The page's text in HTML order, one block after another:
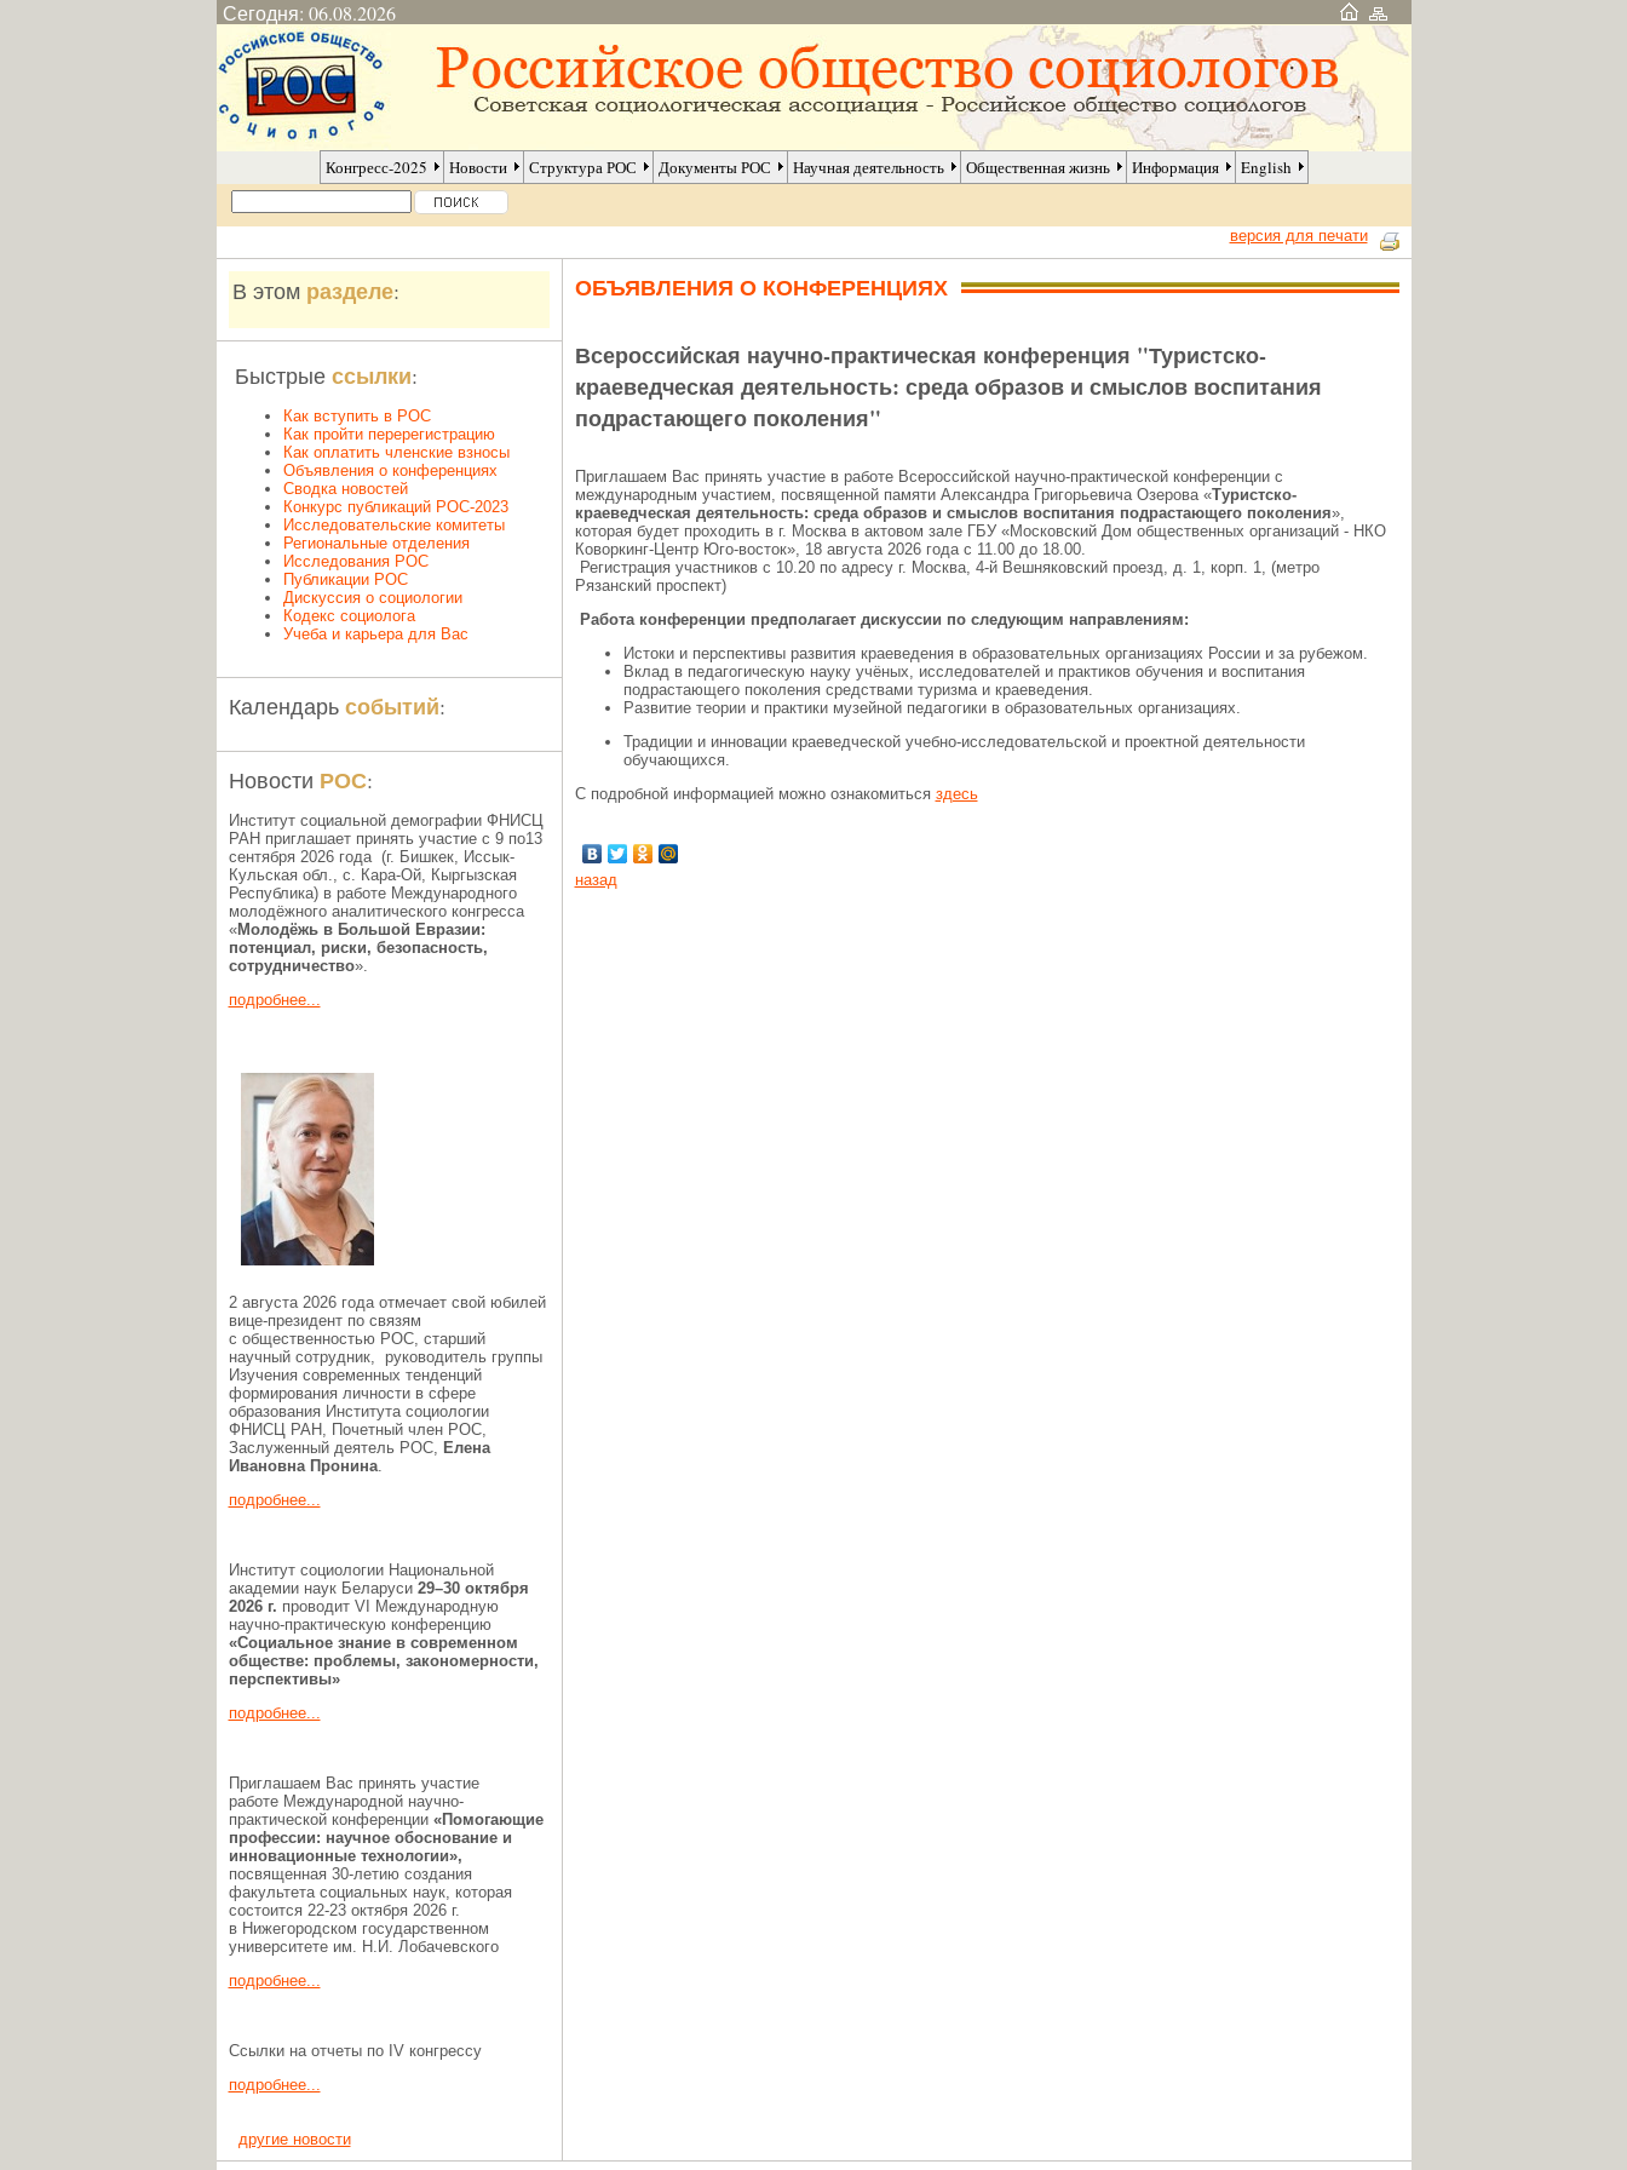
Сегодня: 06.08.2026
Конгресс-2025 Новости Структура РОС Документы РОС Научная деятельность Общественная жизнь Информация English
версия для печати
В этом разделе:
Быстрые ссылки:
Как вступить в РОС
Как пройти перерегистрацию
Как оплатить членские взносы
Объявления о конференциях
Сводка новостей
Конкурс публикаций РОС-2023
Исследовательские комитеты
Региональные отделения
Исследования РОС
Публикации РОС
Дискуссия о социологии
Кодекс социолога
Учеба и карьера для Вас
Календарь событий:
Новости РОС:
Институт социальной демографии ФНИСЦ
РАН приглашает принять участие с 9 по13
сентября 2026 года (г. Бишкек, Иссык-
Кульская обл., c. Кара-Ой, Кыргызская
Республика) в работе Международного
молодёжного аналитического конгресса
«Молодёжь в Большой Евразии:
потенциал, риски, безопасность,
сотрудничество».
подробнее...
2 августа 2026 года отмечает свой юбилей
вице-президент по связям
с общественностью РОС, старший
научный сотрудник, руководитель группы
Изучения современных тенденций
формирования личности в сфере
образования Института социологии
ФНИСЦ РАН, Почетный член РОС,
Заслуженный деятель РОС, Елена
Ивановна Пронина.
подробнее...
Институт социологии Национальной
академии наук Беларуси 29–30 октября
2026 г. проводит VI Международную
научно-практическую конференцию
«Социальное знание в современном
обществе: проблемы, закономерности,
перспективы»
подробнее...
Приглашаем Вас принять участие
работе Международной научно-
практической конференции «Помогающие
профессии: научное обоснование и
инновационные технологии»,
посвященная 30-летию создания
факультета социальных наук, которая
состоится 22-23 октября 2026 г.
в Нижегородском государственном
университете им. Н.И. Лобачевского
подробнее...
Ссылки на отчеты по IV конгрессу
подробнее...
другие новости
ОБЪЯВЛЕНИЯ О КОНФЕРЕНЦИЯХ
Всероссийская научно-практическая конференция "Туристско-
краеведческая деятельность: среда образов и смыслов воспитания
подрастающего поколения"
Приглашаем Вас принять участие в работе Всероссийской научно-практической конференции с
международным участием, посвященной памяти Александра Григорьевича Озерова «Туристско-
краеведческая деятельность: среда образов и смыслов воспитания подрастающего поколения»,
которая будет проходить в г. Москва в актовом зале ГБУ «Московский Дом общественных организаций - НКО
Коворкинг-Центр Юго-восток», 18 августа 2026 года с 11.00 до 18.00.
Регистрация участников с 10.20 по адресу г. Москва, 4-й Вешняковский проезд, д. 1, корп. 1, (метро
Рязанский проспект)
Работа конференции предполагает дискуссии по следующим направлениям:
Истоки и перспективы развития краеведения в образовательных организациях России и за рубежом.
Вклад в педагогическую науку учёных, исследователей и практиков обучения и воспитания
подрастающего поколения средствами туризма и краеведения.
Развитие теории и практики музейной педагогики в образовательных организациях.
Традиции и инновации краеведческой учебно-исследовательской и проектной деятельности
обучающихся.
С подробной информацией можно ознакомиться здесь
назад